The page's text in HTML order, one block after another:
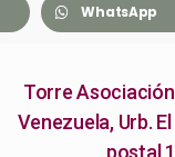
WhatsApp
Torre Asociación
Venezuela, Urb.
postal